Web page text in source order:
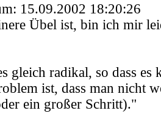
15.09.2002 18:20:26
Übel ist, bin ich mir
gleich radikal, so dass es
ist, dass man nicht
ein großer Schritt)."